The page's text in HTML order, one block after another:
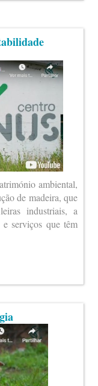
ambiental,
de madeira, que
industriais, a
serviços que têm